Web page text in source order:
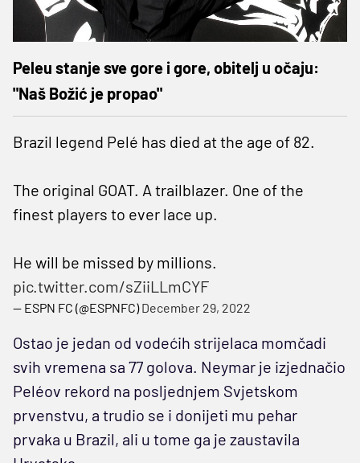
Peleu stanje sve gore i gore, obitelj u očaju:
"Naš Božić je propao"
Brazil legend Pelé has died at the age of 82.
The original GOAT. A trailblazer. One of the
finest players to ever lace up.
He will be missed by millions.
pic.twitter.com/sZiiLLmCYF
— ESPN FC (@ESPNFC)December 29, 2022
Ostao je jedan od vodećih strijelaca momčadi
svih vremena sa 77 golova. Neymar je izjednačio
Peléov rekord na posljednjem Svjetskom
prvenstvu, a trudio se i donijeti mu pehar
prvaka u Brazil, ali u tome ga je zaustavila